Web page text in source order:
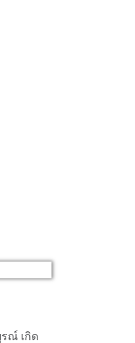
ณ์ เกิด